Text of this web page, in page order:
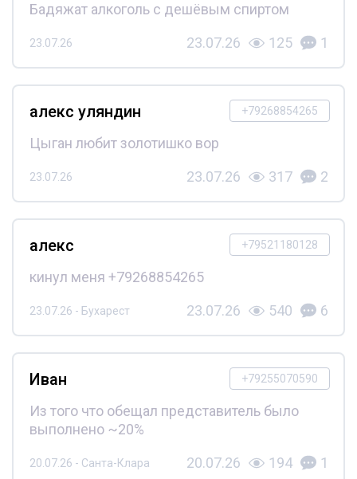
Бадяжат алкоголь с дешёвым спиртом
23.07.26 23.07.26 125 1
+79268854265
алекс уляндин
Цыган любит золотишко вор
23.07.26 23.07.26 317 2
+79521180128
алекс
кинул меня +79268854265
23.07.26 - Бухарест 23.07.26 540 6
+79255070590
Иван
Из того что обещал представитель было
выполнено ~20%
20.07.26 - Санта-Клара 20.07.26 194 1